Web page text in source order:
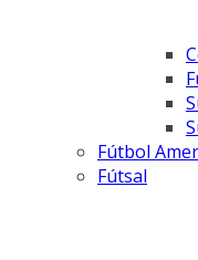
Fútbol
Fútsal